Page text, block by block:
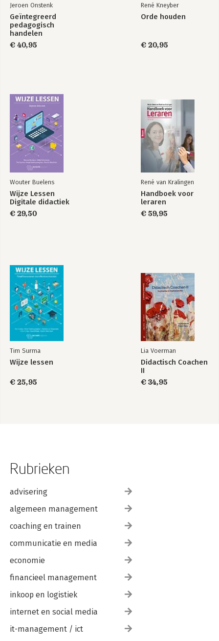
Didactisch Coachen heeft hun hart omdat het docenten,
leidinggevenden en begeleiders op allerlei plekken in het
onderwijs een praktisch instrument in handen geeft waarmee
leerproces.
Bekijk alle boeken
Jeroen Onstenk
Geïntegreerd
pedagogisch
handelen
€ 40,95
René Kneyber
Orde houden
€ 20,95
Wouter Buelens
Wijze Lessen
Digitale didactiek
€ 29,50
René van Kralingen
Handboek voor
leraren
€ 59,95
Tim Surma
Wijze lessen
€ 25,95
Lia Voerman
Didactisch Coachen
II
€ 34,95
Rubrieken
advisering
algemeen management
coaching en trainen
communicatie en media
economie
financieel management
inkoop en logistiek
internet en social media
it-management / ict